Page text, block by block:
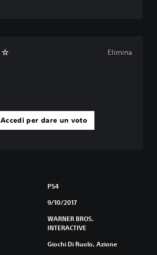
Accedi per dare un voto
Elimina
PS4
9/10/2017
WARNER BROS.
INTERACTIVE
Giochi Di Ruolo, Azione